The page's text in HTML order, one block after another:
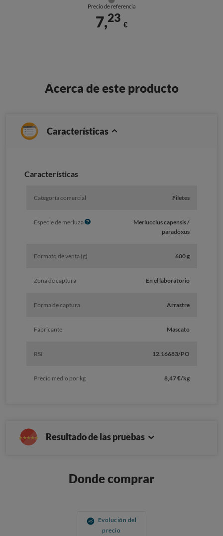
Precio de referencia
7,23
€
Acerca de este producto
Características
Caracterí­sticas
Categoría comercial Filetes
Especie de merluzaI
Merluccius capensis /
paradoxus
Formato de venta (g) 600 g
Zona de captura En el laboratorio
Forma de captura Arrastre
Fabricante Mascato
RSI 12.16683/PO
Precio medio por kg 8,47 €/kg
Resultado de las pruebas
Donde comprar
Evolución del
precio